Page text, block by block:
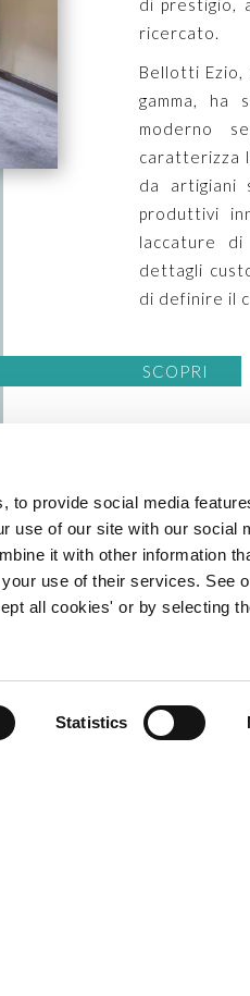
to provide social media
use of our site with our social
it with other information
use of their services. See
all cookies' or by selecting
Statistics
di prestigio,
ricercato.
Bellotti
gamma, ha
moderno
caratterizza
da artigiani
produttivi
laccature
dettagli
di definire il
SCOPRI
ai contenuti riservati,